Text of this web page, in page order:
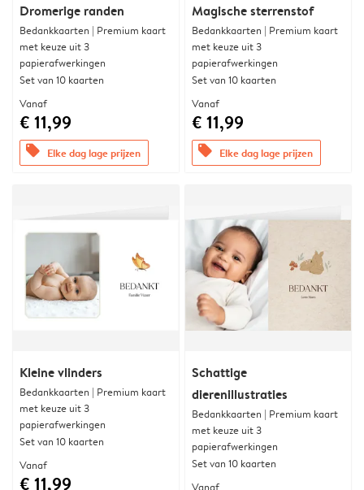
Dromerige randen
Bedankkaarten | Premium kaart
met keuze uit 3
papierafwerkingen
Set van 10 kaarten
Vanaf
€ 11,99
offers Elke dag lage prijzen
Magische sterrenstof
Bedankkaarten | Premium kaart
met keuze uit 3
papierafwerkingen
Set van 10 kaarten
Vanaf
€ 11,99
offers Elke dag lage prijzen
Kleine vlinders
Bedankkaarten | Premium kaart
met keuze uit 3
papierafwerkingen
Set van 10 kaarten
Vanaf
€ 11,99
Schattige
dierenillustraties
Bedankkaarten | Premium kaart
met keuze uit 3
papierafwerkingen
Set van 10 kaarten
Vanaf